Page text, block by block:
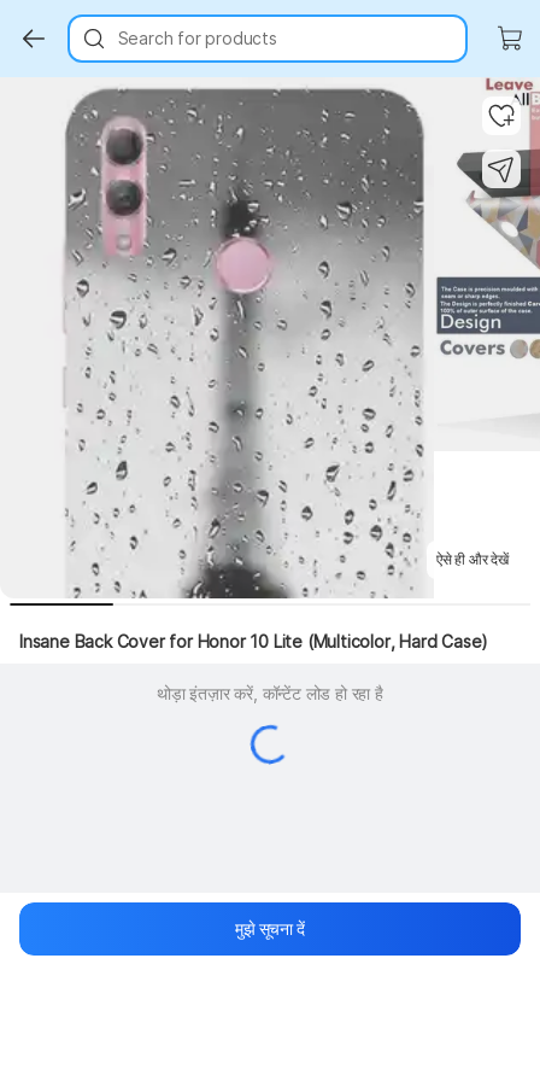
Search for products
Key Highlights
ऐसे ही और देखें
Insane Back Cover for Honor 10 Lite (Multicolor, Hard Case)
थोड़ा इंतज़ार करें, कॉन्टेंट लोड हो रहा है
मुझे सूचना दें